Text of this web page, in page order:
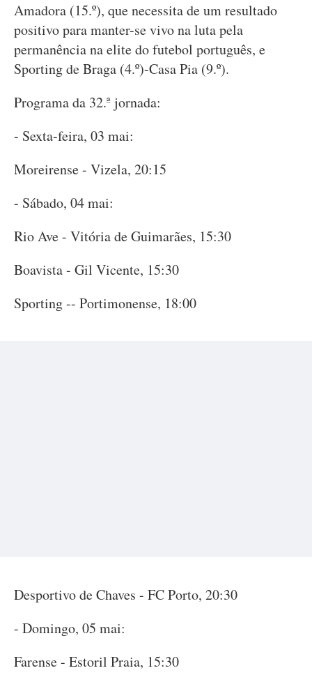
Amadora (15.º), que necessita de um resultado
positivo para manter-se vivo na luta pela
permanência na elite do futebol português, e
Sporting de Braga (4.º)-Casa Pia (9.º).
Programa da 32.ª jornada:
- Sexta-feira, 03 mai:
Moreirense - Vizela, 20:15
- Sábado, 04 mai:
Rio Ave - Vitória de Guimarães, 15:30
Boavista - Gil Vicente, 15:30
Sporting -- Portimonense, 18:00
Desportivo de Chaves - FC Porto, 20:30
- Domingo, 05 mai:
Farense - Estoril Praia, 15:30